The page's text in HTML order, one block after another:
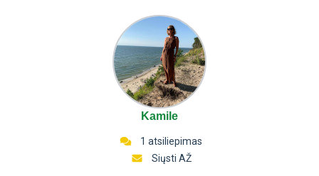
Kamile
1 atsiliepimas
Siųsti AŽ